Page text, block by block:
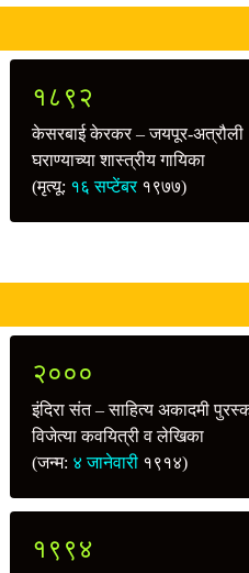
१८९२
केसरबाई केरकर – जयपूर-अत्रौली
घराण्याच्या शास्त्रीय गायिका
(मृत्यू: १६ सप्टेंबर१९७७)
२०००
इंदिरा संत – साहित्य अकादमी
विजेत्या कवयित्री व लेखिका
(जन्म: ४ जानेवारी १९१४)
१९९४